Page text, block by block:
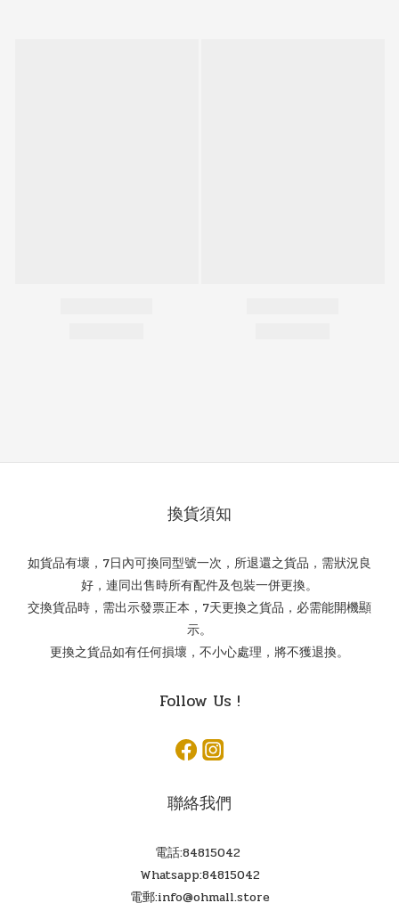
換貨須知
如貨品有壞，7日內可換同型號一次，所退還之貨品，需狀況良
好，連同出售時所有配件及包裝一併更換。
交換貨品時，需出示發票正本，7天更換之貨品，必需能開機顯
示。
更換之貨品如有任何損壞，不小心處理，將不獲退換。
Follow Us !
聯絡我們
電話:84815042
Whatsapp:84815042
電郵:info@ohmall.store